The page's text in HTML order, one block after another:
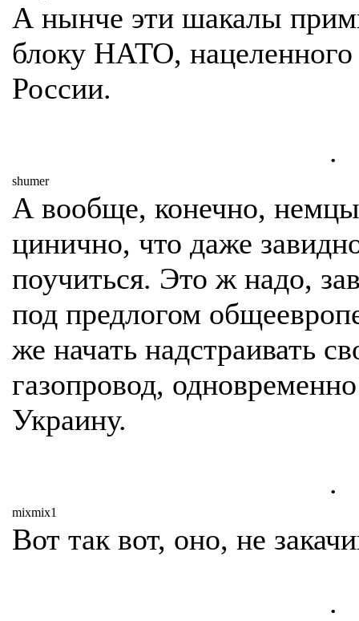
А нынче эти шакалы
блоку НАТО,
России.
.
shumer
А вообще, конечно, немцы
цинично, что даже
поучиться. Это ж надо,
под предлогом
же начать надстраивать
газопровод,
Украину.
.
mixmix1
Вот так вот, оно, не
.